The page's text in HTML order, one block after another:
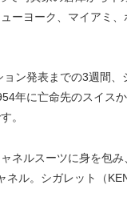
ーヨーク、マイアミ
ン発表までの3週間、
年に亡命先のスイス
。
ネルスーツに身を包
ネル。シガレット（